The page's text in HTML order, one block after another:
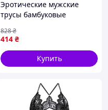
Эротические мужские
трусы бамбуковые
Белые Сексуальные трусы
слипы больших размеров
для мужчин
414 ₴
828₴
Купить